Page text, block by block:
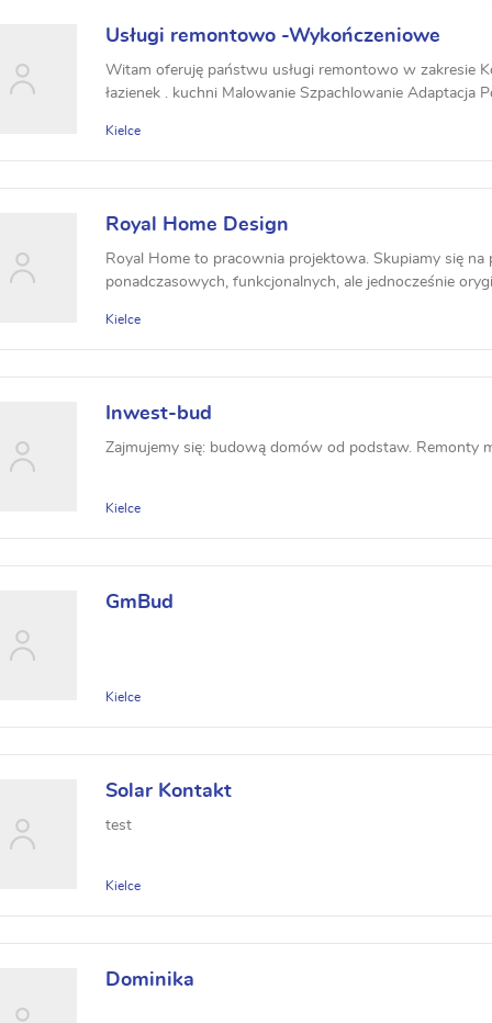
Usługi remontowo -Wykończeniowe
Witam oferuję państwu usługi remontowo w zakresie
łazienek . kuchni Malowanie Szpachlowanie Adaptacja
Kielce
Royal Home Design
Royal Home to pracownia projektowa. Skupiamy się
ponadczasowych, funkcjonalnych, ale jednocześnie
Kielce
Inwest-bud
Zajmujemy się: budową domów od podstaw. Remonty
Kielce
GmBud
Kielce
Solar Kontakt
test
Kielce
Dominika